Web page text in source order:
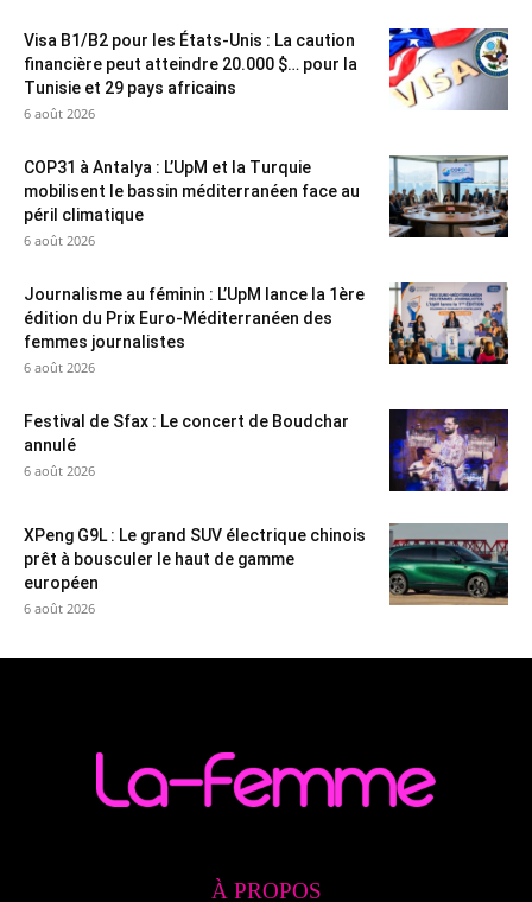
Visa B1/B2 pour les États-Unis : La caution
financière peut atteindre 20.000 $… pour la
Tunisie et 29 pays africains
6 août 2026
COP31 à Antalya : L’UpM et la Turquie
mobilisent le bassin méditerranéen face au
péril climatique
6 août 2026
Journalisme au féminin : L’UpM lance la 1ère
édition du Prix Euro-Méditerranéen des
femmes journalistes
6 août 2026
Festival de Sfax : Le concert de Boudchar
annulé
6 août 2026
XPeng G9L : Le grand SUV électrique chinois
prêt à bousculer le haut de gamme
européen
6 août 2026
À PROPOS